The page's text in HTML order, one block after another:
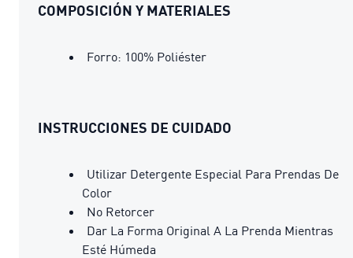
COMPOSICIÓN Y MATERIALES
Forro: 100% Poliéster
INSTRUCCIONES DE CUIDADO
Utilizar Detergente Especial Para Prendas De
Color
No Retorcer
Dar La Forma Original A La Prenda Mientras
Esté Húmeda